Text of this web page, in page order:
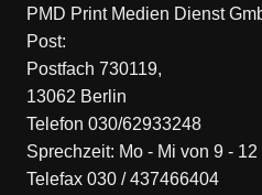
PMD Print Medien Dienst
Post:
Postfach 730119,
13062 Berlin
Telefon 030/62933248
Sprechzeit: Mo - Mi von 9 - 12
Telefax 030 / 437466404